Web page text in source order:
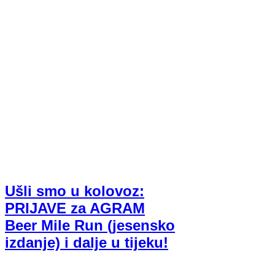
Ušli smo u kolovoz:
PRIJAVE za AGRAM
Beer Mile Run (jesensko
izdanje) i dalje u tijeku!